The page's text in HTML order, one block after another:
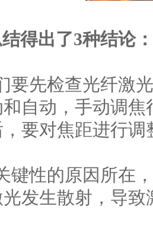
得出了3种结论：
要先检查光纤激
自动，手动调
要对焦距进行调
键性的原因所在
发生散射，导